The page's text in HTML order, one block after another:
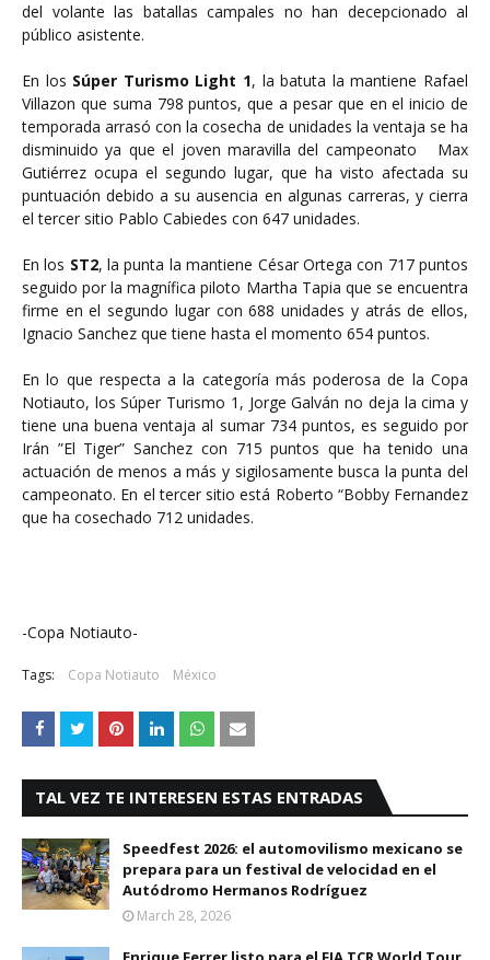
del volante las batallas campales no han decepcionado al
público asistente.
En los Súper Turismo Light 1, la batuta la mantiene Rafael
Villazon que suma 798 puntos, que a pesar que en el inicio de
temporada arrasó con la cosecha de unidades la ventaja se ha
disminuido ya que el joven maravilla del campeonato Max
Gutiérrez ocupa el segundo lugar, que ha visto afectada su
puntuación debido a su ausencia en algunas carreras, y cierra
el tercer sitio Pablo Cabiedes con 647 unidades.
En los ST2, la punta la mantiene César Ortega con 717 puntos
seguido por la magnífica piloto Martha Tapia que se encuentra
firme en el segundo lugar con 688 unidades y atrás de ellos,
Ignacio Sanchez que tiene hasta el momento 654 puntos.
En lo que respecta a la categoría más poderosa de la Copa
Notiauto, los Súper Turismo 1, Jorge Galván no deja la cima y
tiene una buena ventaja al sumar 734 puntos, es seguido por
Irán ”El Tiger” Sanchez con 715 puntos que ha tenido una
actuación de menos a más y sigilosamente busca la punta del
campeonato. En el tercer sitio está Roberto “Bobby Fernandez
que ha cosechado 712 unidades.
-Copa Notiauto-
Tags: Copa Notiauto México
TAL VEZ TE INTERESEN ESTAS ENTRADAS
Speedfest 2026: el automovilismo mexicano se
prepara para un festival de velocidad en el
Autódromo Hermanos Rodríguez
March 28, 2026